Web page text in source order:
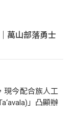
萬山部落勇士
現今配合族人工
」凸顯辦